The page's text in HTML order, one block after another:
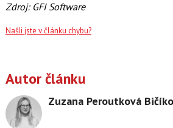
Zdroj: GFI Software
Našli jste v článku chybu?
Autor článku
Zuzana Peroutková